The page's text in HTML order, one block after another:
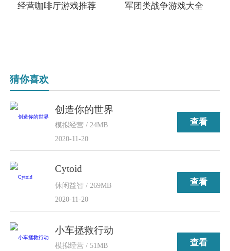
经营咖啡厅游戏推荐 军团类战争游戏大全
猜你喜欢
创造你的世界
模拟经营 / 24MB
2020-11-20
查看
Cytoid
休闲益智 / 269MB
2020-11-20
查看
小车拯救行动
模拟经营 / 51MB
查看